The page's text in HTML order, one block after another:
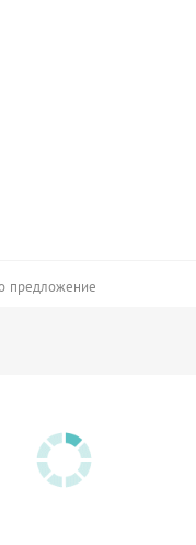
предложение